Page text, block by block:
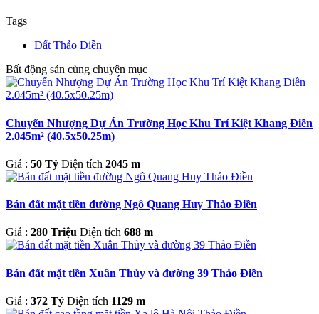
Tags
Đất Thảo Điền
Bất động sản cùng chuyên mục
Chuyển Nhượng Dự Án Trường Học Khu Trí Kiệt Khang Điền
2.045m² (40.5x50.25m)
Giá : 50 Tỷ Diện tích 2045 m
Bán đất mặt tiền đường Ngô Quang Huy Thảo Điền
Giá : 280 Triệu Diện tích 688 m
Bán đất mặt tiền Xuân Thủy và đường 39 Thảo Điền
Giá : 372 Tỷ Diện tích 1129 m